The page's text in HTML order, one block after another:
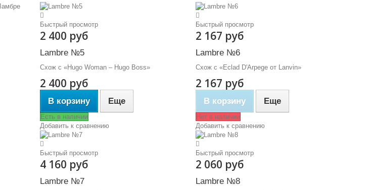
Быстрый просмотр
2 400 руб
Lambre №5
Схож с «Hugo Woman – Hugo Boss»
2 400 руб
В корзину Еще
Есть в наличии
Добавить к сравнению
Быстрый просмотр
2 167 руб
Lambre №6
Схож с «Eclad D'Arpege от Lanvin»
2 167 руб
В корзину Еще
Нет в наличии
Добавить к сравнению
Быстрый просмотр
4 160 руб
Lambre №7
Быстрый просмотр
2 060 руб
Lambre №8